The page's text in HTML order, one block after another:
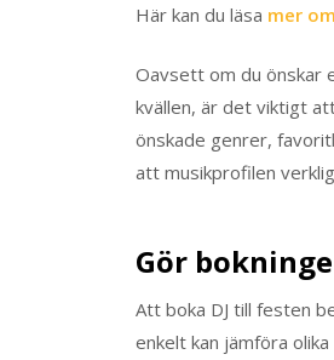
Här kan du läsa mer
Oavsett om du önskar
kvällen, är det viktigt
önskade genrer,
att musikprofilen
Gör
Att boka DJ till festen
enkelt kan jämföra